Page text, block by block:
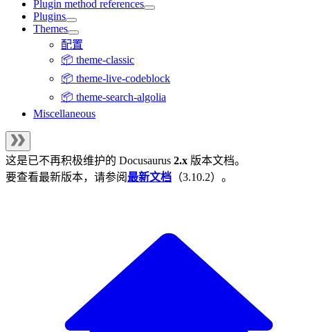
Plugin method references
Plugins
Themes
配置
📦 theme-classic
📦 theme-live-codeblock
📦 theme-search-algolia
Miscellaneous
这是已不再积极维护的 Docusaurus 2.x 版本文档。
要查看最新版本，请参阅最新文档 （3.10.2）。